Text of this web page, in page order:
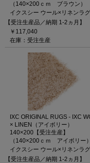
（140×200ｃｍ ブラウン）
イクスシー ウール×リネンラグ
【受注生産品／納期 1-2ヵ月】
￥117,040
在庫：受注生産
IXC ORIGINAL RUGS - IXC
× LINEN（アイボリー）
140×200【受注生産】
（140×200ｃｍ アイボリー）
イクスシー ウール×リネンラグ
【受注生産品／納期 1-2ヵ月】